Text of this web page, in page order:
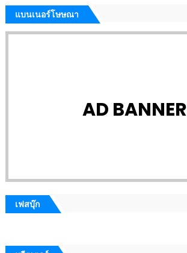
แบนเนอร์โษษณา
AD BANNER
เฟสบุ๊ก